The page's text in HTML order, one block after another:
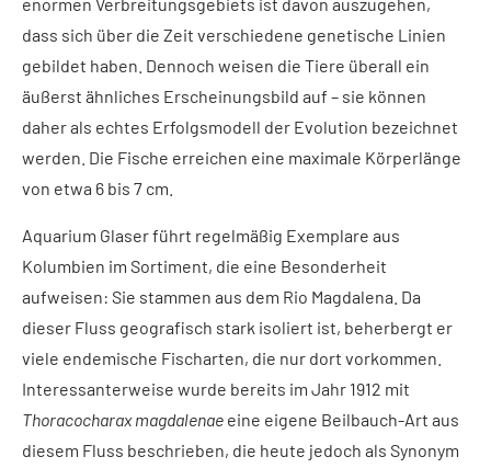
enormen Verbreitungsgebiets ist davon auszugehen,
dass sich über die Zeit verschiedene genetische Linien
gebildet haben. Dennoch weisen die Tiere überall ein
äußerst ähnliches Erscheinungsbild auf – sie können
daher als echtes Erfolgsmodell der Evolution bezeichnet
werden. Die Fische erreichen eine maximale Körperlänge
von etwa 6 bis 7 cm.
Aquarium Glaser führt regelmäßig Exemplare aus
Kolumbien im Sortiment, die eine Besonderheit
aufweisen: Sie stammen aus dem Rio Magdalena. Da
dieser Fluss geografisch stark isoliert ist, beherbergt er
viele endemische Fischarten, die nur dort vorkommen.
Interessanterweise wurde bereits im Jahr 1912 mit
Thoracocharax magdalenae eine eigene Beilbauch-Art aus
diesem Fluss beschrieben, die heute jedoch als Synonym